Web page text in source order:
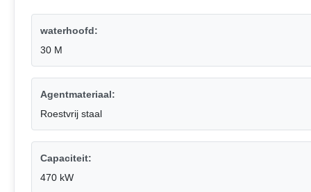
waterhoofd:
30 M
Agentmateriaal:
Roestvrij staal
Capaciteit:
470 kW